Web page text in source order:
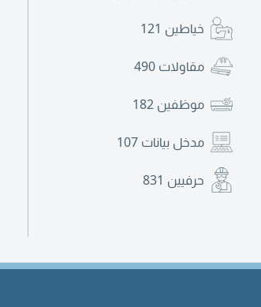
خياطين 121
مقاولات 490
موظفين 182
مدخل بيانات 107
حرفيين 831